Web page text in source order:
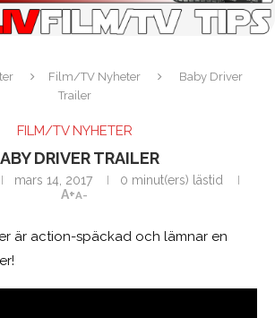
Film/TV Nyheter
Baby Driver
Trailer
FILM/TV NYHETER
DRIVER TRAILER
mars 14, 2017
0 minut(ers) lästid
A+A-
är action-späckad och lämnar en